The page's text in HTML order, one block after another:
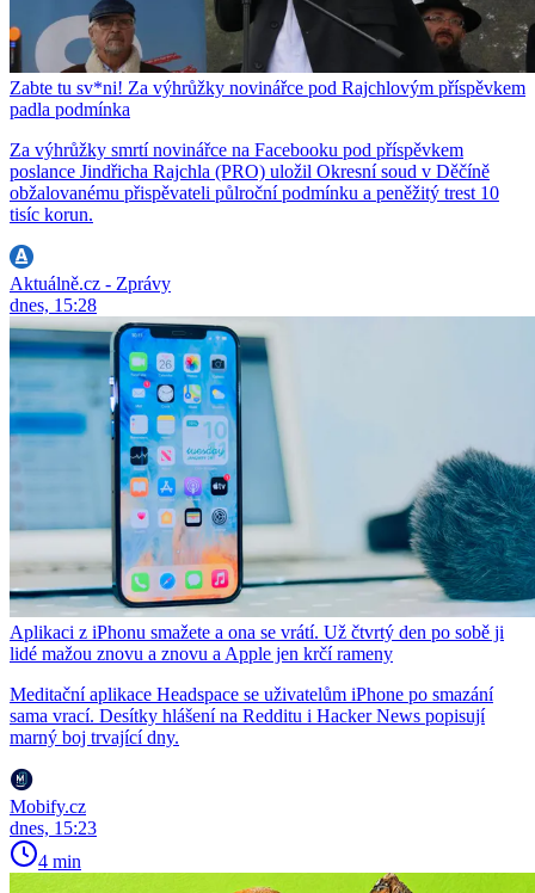
Zabte tu sv*ni! Za výhrůžky novinářce pod Rajchlovým příspěvkem
padla podmínka
Za výhrůžky smrtí novinářce na Facebooku pod příspěvkem
poslance Jindřicha Rajchla (PRO) uložil Okresní soud v Děčíně
obžalovanému přispěvateli půlroční podmínku a peněžitý trest 10
tisíc korun.
Aktuálně.cz - Zprávy
dnes, 15:28
Aplikaci z iPhonu smažete a ona se vrátí. Už čtvrtý den po sobě ji
lidé mažou znovu a znovu a Apple jen krčí rameny
Meditační aplikace Headspace se uživatelům iPhone po smazání
sama vrací. Desítky hlášení na Redditu i Hacker News popisují
marný boj trvající dny.
Mobify.cz
dnes, 15:23
4 min